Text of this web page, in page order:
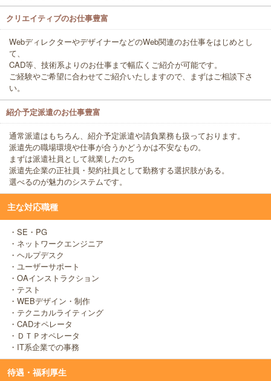
クリエイティブのお仕事豊富
WebディレクターやデザイナーなどのWeb関連のお仕事をはじめとし
て、
CAD等、技術系よりのお仕事まで幅広くご紹介が可能です。
ご経験やご希望に合わせてご紹介いたしますので、まずはご相談下さ
い。
紹介予定派遣のお仕事豊富
通常派遣はもちろん、紹介予定派遣や請負業務も扱っております。
派遣先の職場環境や仕事が合うかどうかは不安なもの。
まずは派遣社員として就業したのち
派遣先企業の正社員・契約社員として勤務する選択肢がある。
選べるのが魅力のシステムです。
主な対応職種
・SE・PG
・ネットワークエンジニア
・ヘルプデスク
・ユーザーサポート
・OAインストラクション
・テスト
・WEBデザイン・制作
・テクニカルライティング
・CADオペレータ
・ＤＴＰオペレータ
・IT系企業での事務
待遇・福利厚生